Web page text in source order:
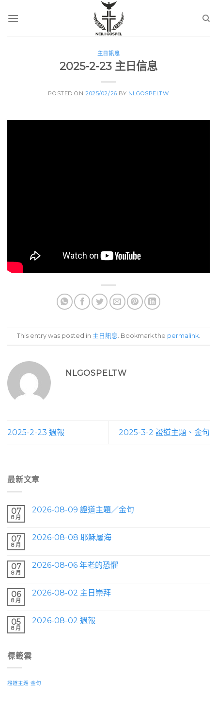
主日訊息
2025-2-23 主日信息
POSTED ON2025/02/26 BY NLGOSPELTW
This entry was posted in 主日訊息. Bookmark the permalink.
NLGOSPELTW
2025-2-23 週報 2025-3-2 證道主題、金句
最新文章
07
8 月
2026-08-09 證道主題／金句
07
8 月
2026-08-08 耶穌屢海
07
8 月
2026-08-06 年老的恐懼
06
8 月
2026-08-02 主日崇拜
05
8 月
2026-08-02 週報
標籤雲
證道主題 金句